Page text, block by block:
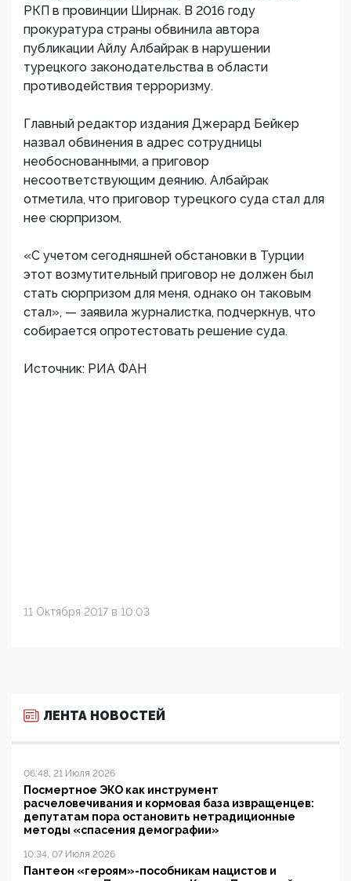
РКП в провинции Ширнак. В 2016 году
прокуратура страны обвинила автора
публикации Айлу Албайрак в нарушении
турецкого законодательства в области
противодействия терроризму.
Главный редактор издания Джерард Бейкер
назвал обвинения в адрес сотрудницы
необоснованными, а приговор
несоответствующим деянию. Албайрак
отметила, что приговор турецкого суда стал для
нее сюрпризом.
«С учетом сегодняшней обстановки в Турции
этот возмутительный приговор не должен был
стать сюрпризом для меня, однако он таковым
стал», — заявила журналистка, подчеркнув, что
собирается опротестовать решение суда.
Источник: РИА ФАН
11 Октября 2017 в 10:03
ЛЕНТА НОВОСТЕЙ
06:48, 21 Июля 2026
Посмертное ЭКО как инструмент
расчеловечивания и кормовая база извращенцев:
депутатам пора остановить нетрадиционные
методы «спасения демографии»
10:34, 07 Июля 2026
Пантеон «героям»-пособникам нацистов и